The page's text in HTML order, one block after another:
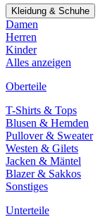
Kleidung & Schuhe
Damen
Herren
Kinder
Alles anzeigen
Oberteile
T-Shirts & Tops
Blusen & Hemden
Pullover & Sweater
Westen & Gilets
Jacken & Mäntel
Blazer & Sakkos
Sonstiges
Unterteile